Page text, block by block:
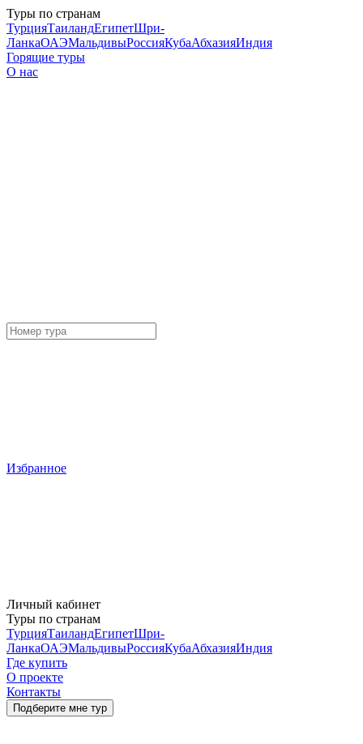
Туры по странам
ТурцияТаиландЕгипетШри-
ЛанкаОАЭМальдивыРоссияКубаАбхазияИндия
Горящие туры
О нас
Избранное
Личный кабинет
Туры по странам
ТурцияТаиландЕгипетШри-
ЛанкаОАЭМальдивыРоссияКубаАбхазияИндия
Где купить
О проекте
Контакты
Подберите мне тур